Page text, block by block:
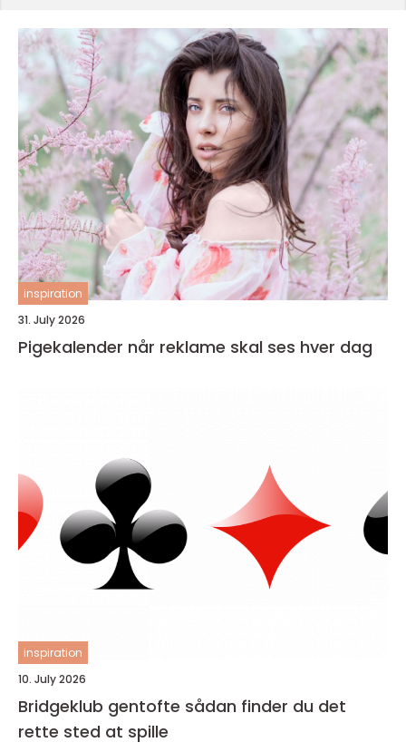
inspiration
31. July 2026
Pigekalender når reklame skal ses hver dag
inspiration
10. July 2026
Bridgeklub gentofte sådan finder du det
rette sted at spille